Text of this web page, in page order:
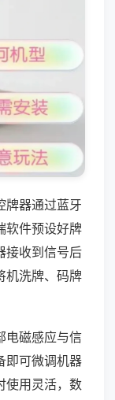
牌器通过蓝牙
软件预设好牌
接收到信号后
机洗牌、码牌
电磁感应与信
即可微调机器
使用灵活，数